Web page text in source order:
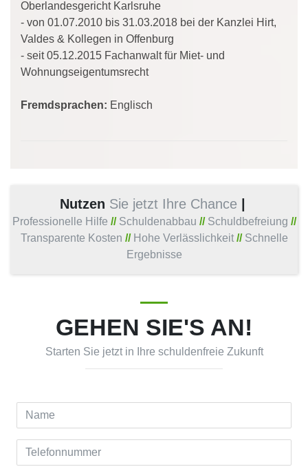
Oberlandesgericht Karlsruhe
- von 01.07.2010 bis 31.03.2018 bei der Kanzlei Hirt,
Valdes & Kollegen in Offenburg
- seit 05.12.2015 Fachanwalt für Miet- und
Wohnungseigentumsrecht
Fremdsprachen: Englisch
Nutzen Sie jetzt Ihre Chance
Professionelle Hilfe //Schuldenabbau //Schuldbefreiung //
Transparente Kosten //Hohe Verlässlichkeit //Schnelle
Ergebnisse
GEHEN SIE'S AN!
Starten Sie jetzt in Ihre schuldenfreie Zukunft
Name
Telefonnummer